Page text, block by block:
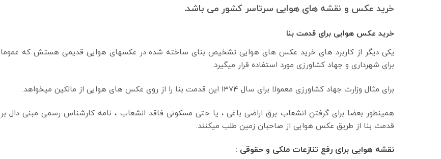
خرید عکس و نقشه های هوایی سرتاسر کشور می باشد.
خرید عکس هوایی برای قدمت بنا
یکی دیگر از کاربرد های خرید عکس های هوایی تشخیص بنای ساخته شده در عکسهای هوایی قدیمی هستش که عموما
برای شهرداری و جهاد کشاورزی مورد استفاده قرار میگیرد.
برای مثال وزارت جهاد کشاورزی معمولا برای سال 1374 این قدمت بنا را از روی عکس های هوایی از مالکین میخواهد.
همینطور بعضا برای گرفتن انشعاب برق اراضی باغی ، یا حتی مسکونی فاقد انشعاب ، نامه کارشناس رسمی مبنی دال بر
قدمت بنا از طریق عکس هوایی از صاحبان زمین طلب میکنند.
نقشه هوایی برای رفع تنازعات ملکی و حقوقی :